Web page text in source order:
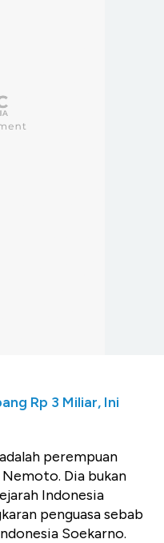
Rp 3 Miliar, Ini
perempuan
Dia bukan
Indonesia
penguasa sebab
Soekarno.